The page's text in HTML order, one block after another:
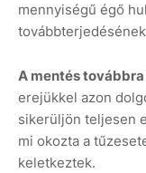
mennyiségű égő
A mentés
erejükkel azon
sikerüljön teljesen
mi okozta a
keletkeztek.